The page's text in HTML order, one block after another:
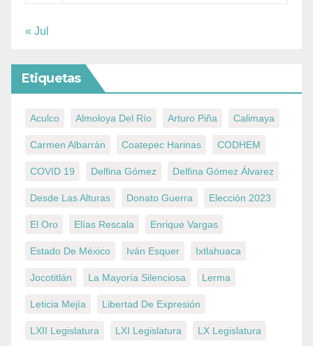
« Jul
Etiquetas
Aculco Almoloya Del Río Arturo Piña Calimaya
Carmen Albarrán Coatepec Harinas CODHEM
COVID 19 Delfina Gómez Delfina Gómez Álvarez
Desde Las Alturas Donato Guerra Elección 2023
El Oro Elías Rescala Enrique Vargas
Estado De México Iván Esquer Ixtlahuaca
Jocotitlán La Mayoría Silenciosa Lerma
Leticia Mejía Libertad De Expresión
LXII Legislatura LXI Legislatura LX Legislatura